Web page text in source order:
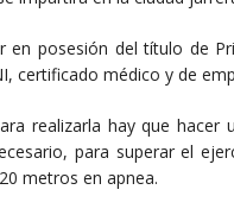
posesión del título de
certificado médico y de
realizarla hay que hacer
para superar el
metros en apnea.